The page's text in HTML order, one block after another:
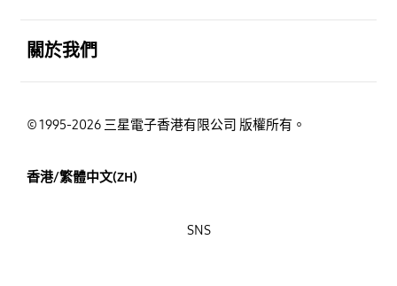
關於我們
© 1995-2026 三星電子香港有限公司 版權所有。
香港/繁體中文(ZH)
SNS